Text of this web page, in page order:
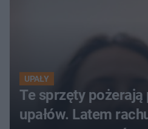
UPAŁY
Te sprzęty
upałów. Latem